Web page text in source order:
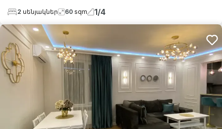
2 սենյակներ 60 sqm 1/4